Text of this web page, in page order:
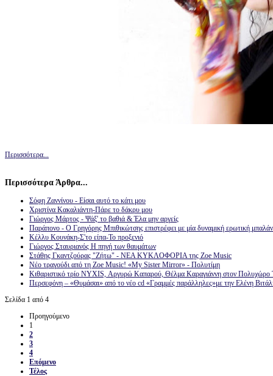
Περισσότερα...
Περισσότερα Άρθρα...
Σόφη Ζαννίνου - Είσαι αυτό το κάτι μου
Χριστίνα Κακαλιάντη-Πάρε το δάκρυ μου
Γιώργος Μάρτος - Ψάξ' το βαθιά & Έλα μην αργείς
Παράπονο - Ο Γρηγόρης Μπιθικώτσης επιστρέφει με μία δυναμική ερωτική
Κέλλυ Κουνάκη-Σ'το είπα-Το προξενιό
Γιώργος Σταυριανός Η πηγή των θαυμάτων
Στάθης Γκαντζούρας "Ζήτω" - ΝΕΑ ΚΥΚΛΟΦΟΡΙΑ της Zoe Music
Νέο τραγούδι από τη Zoe Music! «My Sister Mirror» - Πολυτίμη
Κιθαριστικό τρίο NYXIS, Αργυρώ Καπαρού, Θέλμα Καραγιάννη στον Πολυχώρο
Περσεφόνη – «Θυμάσαι» από το νέο cd «Γραμμές παράλληλες»με την Ελένη
Σελίδα 1 από 4
Προηγούμενο
1
2
3
4
Επόμενο
Τέλος